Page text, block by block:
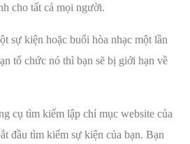
cho tất cả mọi người.
sự kiện hoặc buổi hòa nhạc một lần
tổ chức nó thì bạn sẽ bị giới hạn về
cụ tìm kiếm lập chỉ mục website của
đầu tìm kiếm sự kiện của bạn. Bạn